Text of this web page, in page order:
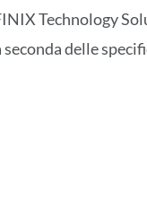
Technology
delle